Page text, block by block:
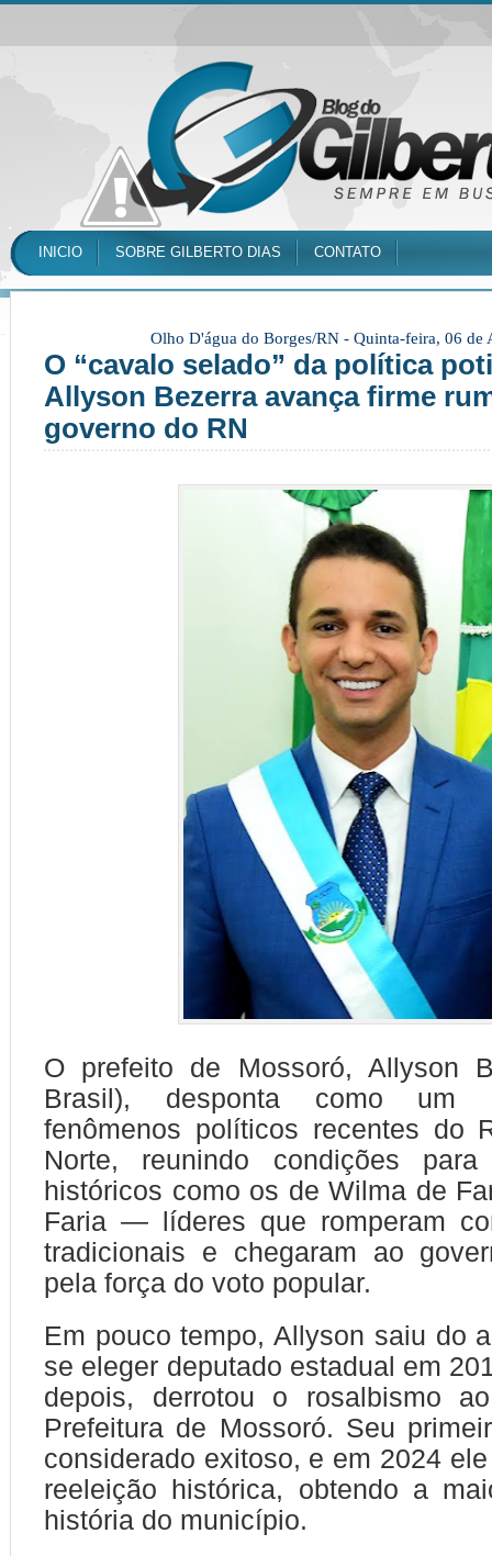
INICIO SOBRE GILBERTO DIAS CONTATO
Olho D'água do Borges/RN - Quinta-feira, 06 de
O “cavalo selado” da política
Allyson Bezerra avança firme
governo do RN
O prefeito de Mossoró, Allyson
Brasil), desponta como um
fenômenos políticos recentes do
Norte, reunindo condições
históricos como os de Wilma de
Faria — líderes que romperam
tradicionais e chegaram ao
pela força do voto popular.
Em pouco tempo, Allyson saiu do
se eleger deputado estadual em
depois, derrotou o rosalbismo
Prefeitura de Mossoró. Seu
considerado exitoso, e em 2024
reeleição histórica, obtendo a
história do município.